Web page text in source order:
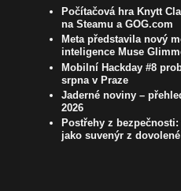
Počítačová hra Knytt
na Steamu a GOG.com
Meta představila nový
inteligence Muse
Mobilní Hackday #8
srpna v Praze
Jaderné noviny –
2026
Postřehy z
jako suvenýr z dovolené